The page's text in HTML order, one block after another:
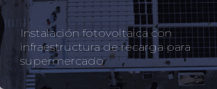
Instalación fotovoltaica con
infraestructura de recarga para
supermercado